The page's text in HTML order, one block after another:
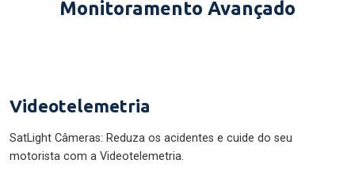
Monitoramento Avançado
Videotelemetria
SatLight Câmeras: Reduza os acidentes e cuide do seu
motorista com a Videotelemetria.